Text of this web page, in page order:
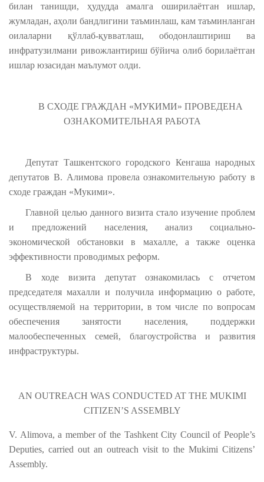
билан танишди, ҳудудда амалга оширилаётган ишлар,
жумладан, аҳоли бандлигини таъминлаш, кам таъминланган
оилаларни қўллаб-қувватлаш, ободонлаштириш ва
инфратузилмани ривожлантириш бўйича олиб борилаётган
ишлар юзасидан маълумот олди.
В СХОДЕ ГРАЖДАН «МУКИМИ» ПРОВЕДЕНА
ОЗНАКОМИТЕЛЬНАЯ РАБОТА
Депутат Ташкентского городского Кенгаша народных
депутатов В. Алимова провела ознакомительную работу в
сходе граждан «Мукими».
Главной целью данного визита стало изучение проблем
и предложений населения, анализ социально-
экономической обстановки в махалле, а также оценка
эффективности проводимых реформ.
В ходе визита депутат ознакомилась с отчетом
председателя махалли и получила информацию о работе,
осуществляемой на территории, в том числе по вопросам
обеспечения занятости населения, поддержки
малообеспеченных семей, благоустройства и развития
инфраструктуры.
AN OUTREACH WAS CONDUCTED AT THE MUKIMI
CITIZEN’S ASSEMBLY
V. Alimova, a member of the Tashkent City Council of People’s
Deputies, carried out an outreach visit to the Mukimi Citizens’
Assembly.